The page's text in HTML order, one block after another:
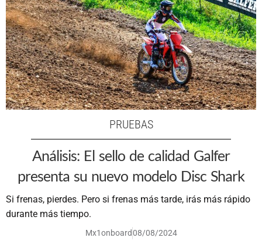
PRUEBAS
Análisis: El sello de calidad Galfer
presenta su nuevo modelo Disc Shark
Si frenas, pierdes. Pero si frenas más tarde, irás más rápido
durante más tiempo.
Mx1onboard08/08/2024